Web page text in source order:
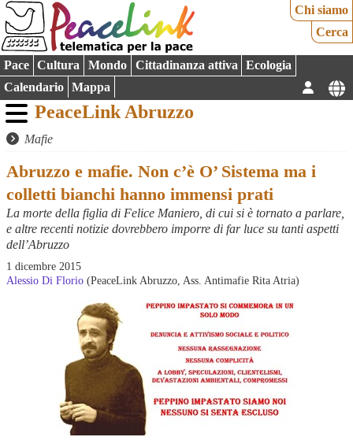
Chi siamo
Cerca
Pace Cultura Mondo Cittadinanza attiva
Ecologia
Calendario
Mappa
PeaceLink Abruzzo
Mafie
Abruzzo e mafie. Non c’è O’ Sistema ma i
colletti bianchi hanno immensi prati
La morte della figlia di Felice Maniero, di cui si è tornato a parlare,
e altre recenti notizie dovrebbero imporre di far luce su tanti aspetti
dell’Abruzzo
1 dicembre 2015
Alessio Di Florio (PeaceLink Abruzzo, Ass. Antimafie Rita Atria)